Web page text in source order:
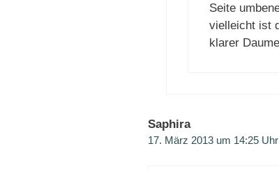
Seite
vielleicht ist
klarer
Saphira
17. März 2013 um 14:25 Uhr